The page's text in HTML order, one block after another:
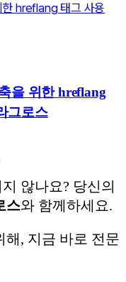
hreflang 태그 사용
을 위한 hreflang
그로스
않나요? 당신의
스와 함께하세요.
해, 지금 바로 전문